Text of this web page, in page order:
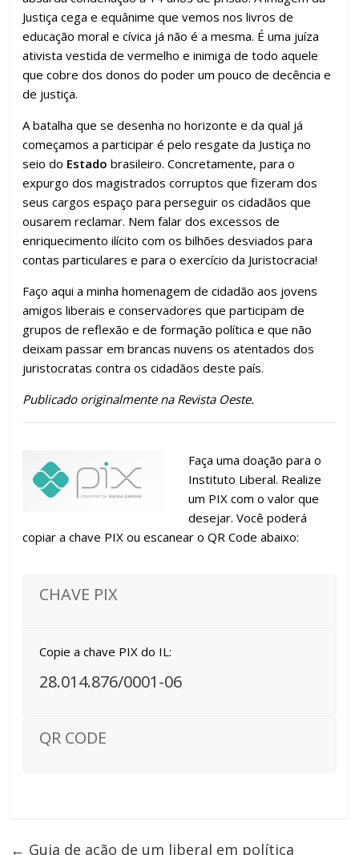
Justiça cega e equânime que vemos nos livros de
educação moral e cívica já não é a mesma. É uma juíza
ativista vestida de vermelho e inimiga de todo aquele
que cobre dos donos do poder um pouco de decência e
de justiça.
A batalha que se desenha no horizonte e da qual já
começamos a participar é pelo resgate da Justiça no
seio do Estado brasileiro. Concretamente, para o
expurgo dos magistrados corruptos que fizeram dos
seus cargos espaço para perseguir os cidadãos que
ousarem reclamar. Nem falar dos excessos de
enriquecimento ilícito com os bilhões desviados para
contas particulares e para o exercício da Juristocracia!
Faço aqui a minha homenagem de cidadão aos jovens
amigos liberais e conservadores que participam de
grupos de reflexão e de formação política e que não
deixam passar em brancas nuvens os atentados dos
juristocratas contra os cidadãos deste país.
Publicado originalmente na Revista Oeste.
Faça uma doação para o
Instituto Liberal. Realize
um PIX com o valor que
desejar. Você poderá
copiar a chave PIX ou escanear o QR Code abaixo:
CHAVE PIX
Copie a chave PIX do IL:
28.014.876/0001-06
QR CODE
← Guia de ação de um liberal em política